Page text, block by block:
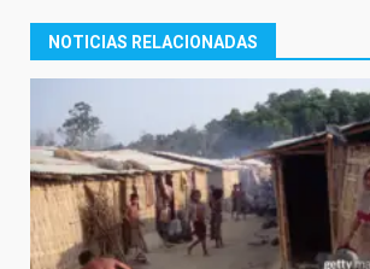
NOTICIAS RELACIONADAS